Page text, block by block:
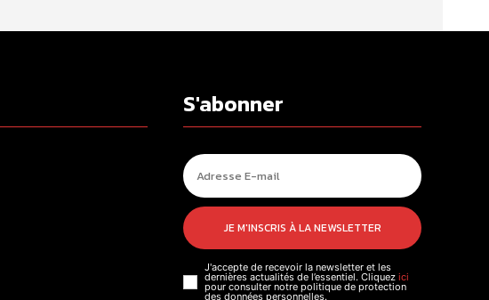
S'abonner
JE M'INSCRIS À LA NEWSLETTER
J'accepte de recevoir la newsletter et les
dernières actualités de l’essentiel. Cliquez ici
pour consulter notre politique de protection
des données personnelles.